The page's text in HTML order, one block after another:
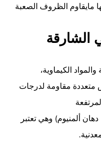
مايقاوم الظروف الصعبة
الكيماوية،
متعددة مقاومة لدرجات
ألمنيوم) وهي تعتبر